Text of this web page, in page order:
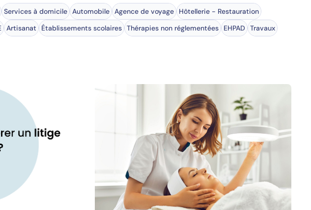
Services à domicile Automobile Agence de voyage
Hôtellerie - Restauration
Artisanat Établissements scolaires Thérapies non réglementées EHPAD
Travaux